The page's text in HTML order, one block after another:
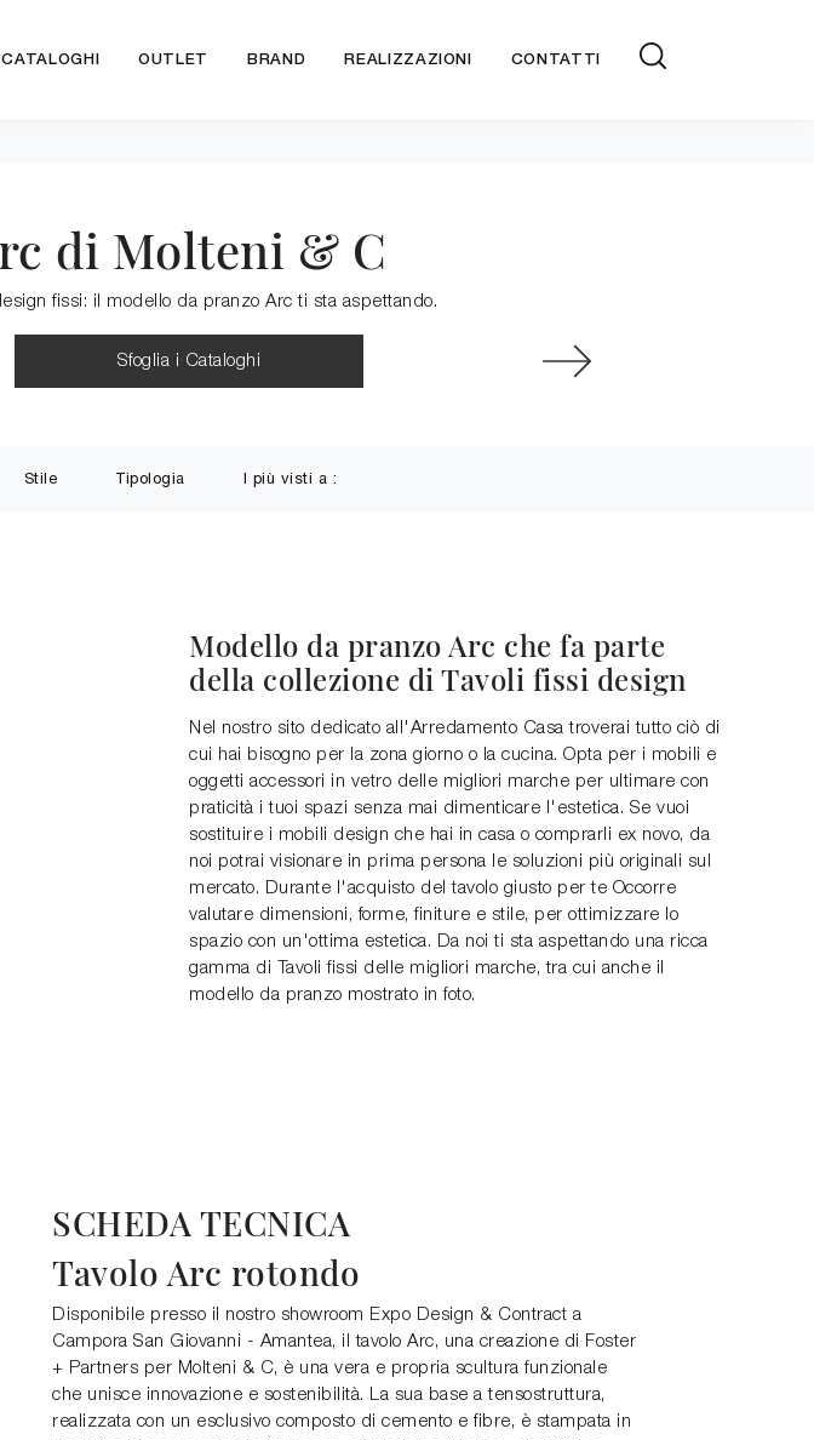
CATALOGHI OUTLET BRAND REALIZZAZIONI CONTATTI
di Molteni & C
fissi: il modello da pranzo Arc ti sta aspettando.
Sfoglia i Cataloghi
Stile Tipologia I più visti a :
Modello da pranzo Arc che fa parte
della collezione di Tavoli fissi design
Nel nostro sito dedicato all'Arredamento Casa troverai tutto ciò di
cui hai bisogno per la zona giorno o la cucina. Opta per i mobili e
oggetti accessori in vetro delle migliori marche per ultimare con
praticità i tuoi spazi senza mai dimenticare l'estetica. Se vuoi
sostituire i mobili design che hai in casa o comprarli ex novo, da
noi potrai visionare in prima persona le soluzioni più originali sul
mercato. Durante l'acquisto del tavolo giusto per te Occorre
valutare dimensioni, forme, finiture e stile, per ottimizzare lo
spazio con un'ottima estetica. Da noi ti sta aspettando una ricca
gamma di Tavoli fissi delle migliori marche, tra cui anche il
modello da pranzo mostrato in foto.
SCHEDA TECNICA
Tavolo Arc rotondo
Disponibile presso il nostro showroom Expo Design & Contract a
Campora San Giovanni - Amantea, il tavolo Arc, una creazione di Foster
+ Partners per Molteni & C, è una vera e propria scultura funzionale
che unisce innovazione e sostenibilità. La sua base a tensostruttura,
realizzata con un esclusivo composto di cemento e fibre, è stampata in